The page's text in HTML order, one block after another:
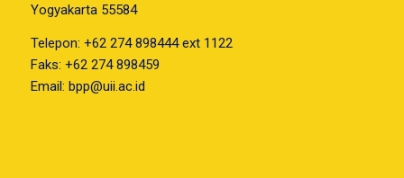
Yogyakarta 55584
Telepon: +62 274 898444 ext 1122
Faks: +62 274 898459
Email: bpp@uii.ac.id